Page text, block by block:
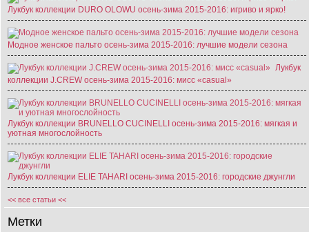
Лукбук коллекции DURO OLOWU осень-зима 2015-2016: игриво и ярко!
Модное женское пальто осень-зима 2015-2016: лучшие модели сезона
Лукбук
коллекции J.CREW осень-зима 2015-2016: мисс «casual»
Лукбук коллекции BRUNELLO CUCINELLI осень-зима 2015-2016: мягкая и
уютная многослойность
Лукбук коллекции ELIE TAHARI осень-зима 2015-2016: городские джунгли
<< все статьи <<
Метки